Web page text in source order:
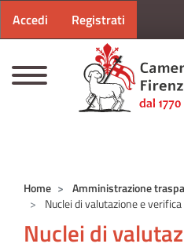
Menu profilo utente
Accedi Registrati
Home Amministrazione
Nuclei di valutazione e
Nuclei di